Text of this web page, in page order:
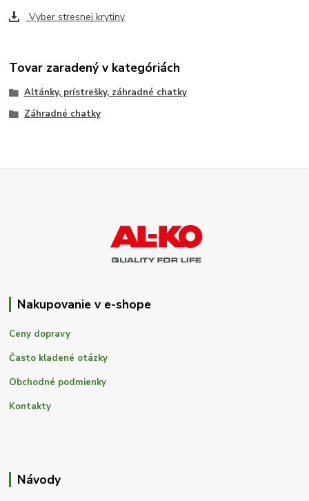
Vyber stresnej krytiny
Tovar zaradený v kategóriách
Altánky, prístrešky, záhradné chatky
Záhradné chatky
Nakupovanie v e-shope
Ceny dopravy
Často kladené otázky
Obchodné podmienky
Kontakty
Návody